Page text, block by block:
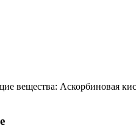
вещества: Аскорбиновая